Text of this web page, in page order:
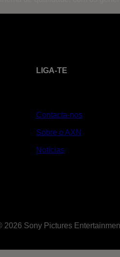
LIGA-TE
Contacta-nos
Sobre o AXN
Notícias
2026 Sony Pictures